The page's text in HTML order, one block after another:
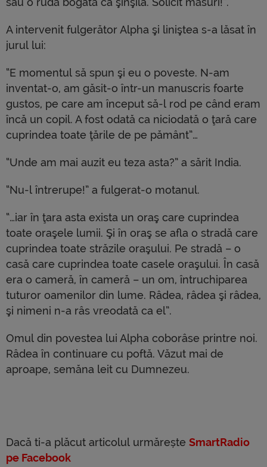
A intervenit fulgerător Alpha şi liniştea s-a lăsat în
jurul lui:
“E momentul să spun şi eu o poveste. N-am
inventat-o, am găsit-o într-un manuscris foarte
gustos, pe care am început să-l rod pe când eram
încă un copil. A fost odată ca niciodată o ţară care
cuprindea toate ţările de pe pământ”…
“Unde am mai auzit eu teza asta?” a sărit India.
“Nu-l întrerupe!” a fulgerat-o motanul.
“…iar în ţara asta exista un oraş care cuprindea
toate oraşele lumii. Şi în oraş se afla o stradă care
cuprindea toate străzile oraşului. Pe stradă – o
casă care cuprindea toate casele oraşului. În casă
era o cameră, în cameră – un om, întruchiparea
tuturor oamenilor din lume. Râdea, râdea şi râdea,
şi nimeni n-a râs vreodată ca el”.
Omul din povestea lui Alpha coborâse printre noi.
Râdea în continuare cu poftă. Văzut mai de
aproape, semăna leit cu Dumnezeu.
Dacă ti-a plăcut articolul urmărește SmartRadio
pe Facebook